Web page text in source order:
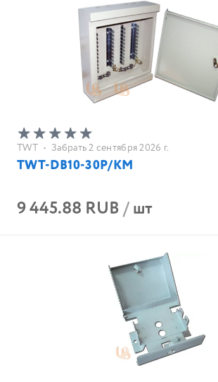
TWT • Забрать 2 сентября 2026 г.
TWT-DB10-30P/KM
9 445.88 RUB/шт